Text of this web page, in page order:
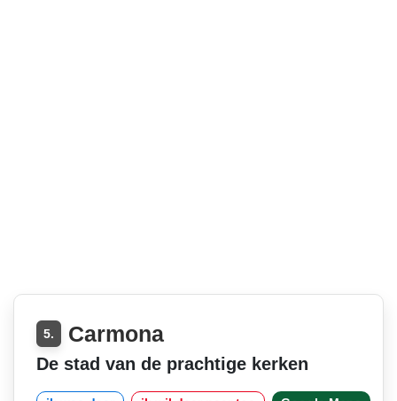
5. Carmona
De stad van de prachtige kerken